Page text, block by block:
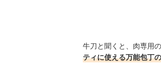
牛刀と聞くと、肉専用
ティに使える万能包丁